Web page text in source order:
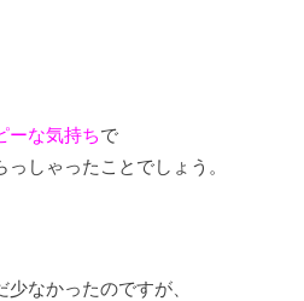
ーな気持ちで
しゃったことでしょう。
なかったのですが、